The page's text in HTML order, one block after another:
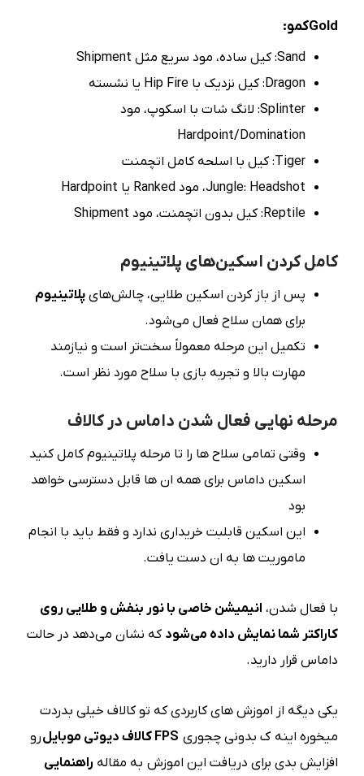
Goldکمو:
Sand: کیل ساده، مود سریع مثل Shipment
Dragon: کیل نزدیک با Hip Fire یا نشسته
Splinter: لانگ شات با اسکوپ، مود
Hardpoint/Domination
Tiger: کیل با اسلحه کامل اتچمنت
Jungle: Headshot، مود Ranked یا Hardpoint
Reptile: کیل بدون اتچمنت، مود Shipment
کامل کردن اسکین‌های پلاتینیوم
پس از باز کردن اسکین طلایی، چالش‌هایپلاتینیوم
برای همان سلاح فعال می‌شود.
تکمیل این مرحله معمولاً سخت‌تر است و نیازمند
مهارت بالا و تجربه بازی با سلاح مورد نظر است.
مرحله نهایی فعال شدن داماس در کالاف
وقتی تمامی سلاح ها را تا مرحله پلاتینیوم کامل کنید
اسکین داماس برای همه ان ها قابل دسترسی خواهد
بود
این اسکین قابلبت خریداری ندارد و فقط باید با انجام
ماموریت ها به ان دست یافت.
با فعال شدن، انیمیشن خاصی با نور بنفش و طلایی روی
کاراکتر شما نمایش داده می‌شود که نشان می‌دهد در حالت
داماس قرار دارید.
یکی دیگه از اموزش های کاربردی که تو کالاف خیلی بدردت
میخوره اینه ک بدونی چجوری FPS کالاف دیوتی موبایلرو
افزایش بدی برای دریافت این اموزش به مقاله راهنمایی